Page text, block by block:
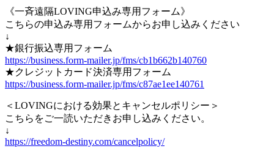
《一斉遠隔LOVING申込み専用フォーム》
こちらの申込み専用フォームからお申し込みください
↓
★銀行振込専用フォーム
https://business.form-mailer.jp/fms/cb1b662b140760
★クレジットカード決済専用フォーム
https://business.form-mailer.jp/fms/c87ae1ee140761
＜LOVINGにおける効果とキャンセルポリシー＞
こちらをご一読いただきお申し込みください。
↓
https://freedom-destiny.com/cancelpolicy/